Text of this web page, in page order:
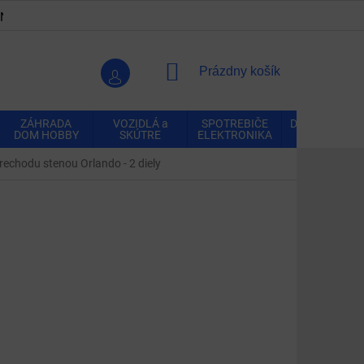
NÁKUPNÝ
Prázdny košík
ZÁHRADA
DOM HOBBY
VOZIDLÁ a
SKÚTRE
SPOTREBIČE
ELEKTRONIKA
DOMÁCNOSŤ
stenou Orlando - 2 diely